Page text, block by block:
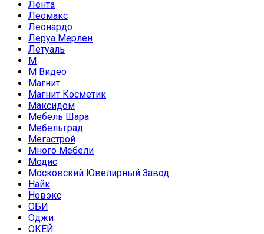
Лента
Леомакс
Леонардо
Леруа Мерлен
Летуаль
М
М Видео
Магнит
Магнит Косметик
Максидом
Мебель Шара
Мебельград
Мегастрой
Много Мебели
Модис
Московский Ювелирный Завод
Найк
Новэкс
ОБИ
Оджи
ОКЕЙ